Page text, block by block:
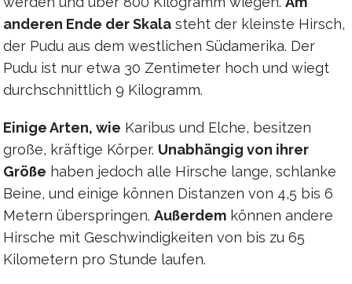
anderen Ende der Skala steht der kleinste Hirsch,
der Pudu aus dem westlichen Südamerika. Der
Pudu ist nur etwa 30 Zentimeter hoch und wiegt
durchschnittlich 9 Kilogramm.
Einige Arten, wie Karibus und Elche, besitzen
große, kräftige Körper. Unabhängig von ihrer
Größe haben jedoch alle Hirsche lange, schlanke
Beine, und einige können Distanzen von 4,5 bis 6
Metern überspringen. Außerdem können andere
Hirsche mit Geschwindigkeiten von bis zu 65
Kilometern pro Stunde laufen.